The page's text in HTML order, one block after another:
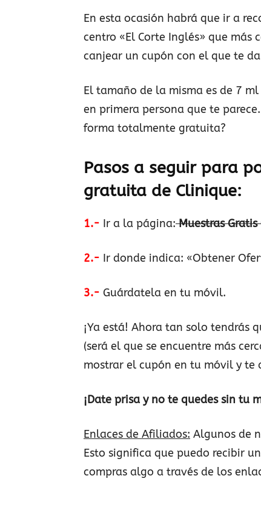
En esta ocasión habrá que ir a
centro «El Corte Inglés» que más
canjear un cupón con el que te
El tamaño de la misma es de 7
en primera persona que te
forma totalmente gratuita?
Pasos a seguir para
gratuita de Clinique:
1.- Ir a la página: Muestras
2.- Ir donde indica: «Obtener
3.- Guárdatela en tu móvil.
¡Ya está! Ahora tan solo tendrás
(será el que se encuentre más
mostrar el cupón en tu móvil y te
¡Date prisa y no te quedes sin tu
Enlaces de Afiliados: Algunos de
Esto significa que puedo recibir
compras algo a través de los